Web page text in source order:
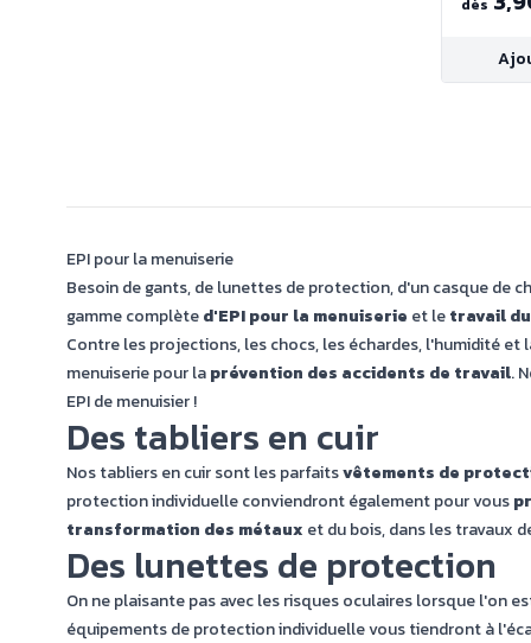
dès
EPI pour la menuiserie
Besoin de gants, de lunettes de protection, d'un casque de
gamme complèted'EPI pour la menuiserie et letravail
Contre les projections, les chocs, les échardes, l'humidité et
menuiserie pour laprévention des accidents de travail.
EPI de menuisier !
Des tabliers en cuir
Nos tabliers en cuir sont les parfaitsvêtements de
protection individuelle conviendront également pour vous
transformation des métaux et du bois, dans les travaux
Des lunettes de protection
On ne plaisante pas avec les risques oculaires lorsque l'on
équipements de protection individuelle vous tiendront à